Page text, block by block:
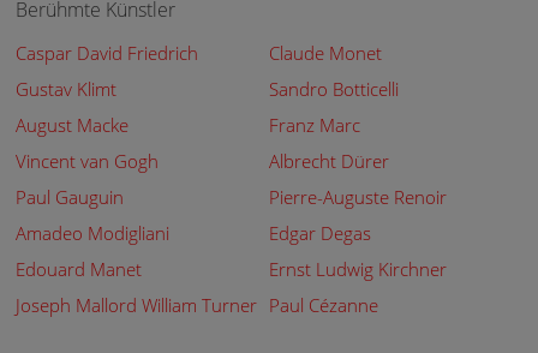
Berühmte Künstler
Caspar David Friedrich
Claude Monet
Gustav Klimt
Sandro Botticelli
August Macke
Franz Marc
Vincent van Gogh
Albrecht Dürer
Paul Gauguin
Pierre-Auguste Renoir
Amadeo Modigliani
Edgar Degas
Edouard Manet
Ernst Ludwig Kirchner
Joseph Mallord William Turner Paul Cézanne